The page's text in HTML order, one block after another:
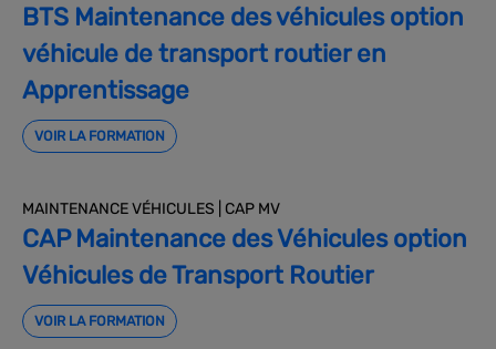
BTS Maintenance des véhicules option
véhicule de transport routier en
Apprentissage
VOIR LA FORMATION
MAINTENANCE VÉHICULES | CAP MV
CAP Maintenance des Véhicules option
Véhicules de Transport Routier
VOIR LA FORMATION